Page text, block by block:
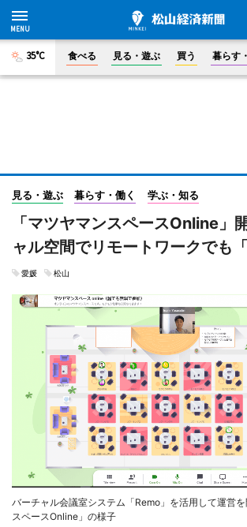
35°C 食べる 見る・遊ぶ 買う 暮らす
見る・遊ぶ 暮らす・働く 学ぶ・知る
「マツヤマンスペースOnline
ャル空間でリモートワークでも
愛媛 松山
バーチャル会議室システム「Remo」を活用して運営
スペースOnline」の様子